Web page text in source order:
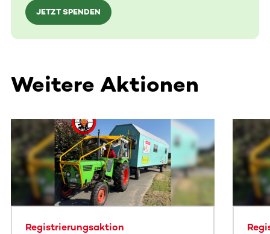
JETZT SPENDEN
Weitere Aktionen
Dieser Bereich enthält horizontal scrollbare Inhalte.
Registrierungsaktion